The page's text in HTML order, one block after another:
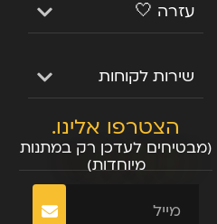
עזרה 🤍
שירות לקוחות
הצטרפו אלינו.
(מבטיחים לעדכן רק במתנות
מיוחדות)
שליחה